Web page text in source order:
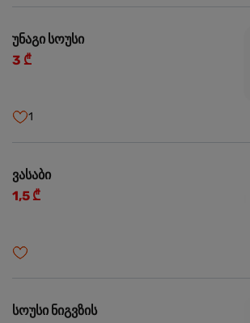
უნაგი სოუსი
3 ₾
1
ვასაბი
1,5 ₾
სოუსი ნიგვზის